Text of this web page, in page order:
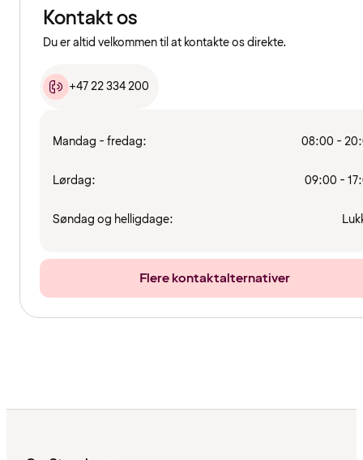
Kontakt os
Du er altid velkommen til at kontakte os direkte.
+47 22 334 200
Mandag - fredag: 08:00 -
Lørdag: 09:00 -
Søndag og helligdage:
Flere kontaktalternativer